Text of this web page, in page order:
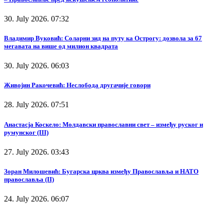
30. July 2026. 07:32
Владимир Вуковић: Соларни зид на путу ка Острогу: дозвола за 67
мегавата на више од милион квадрата
30. July 2026. 06:03
Живојин Ракочевић: Неслобода другачије говори
28. July 2026. 07:51
Анастасја Коскело: Молдавски православни свет – између руског и
румунског (III)
27. July 2026. 03:43
Зоран Милошевић: Бугарска црква између Православља и НАТО
православља (II)
24. July 2026. 06:07